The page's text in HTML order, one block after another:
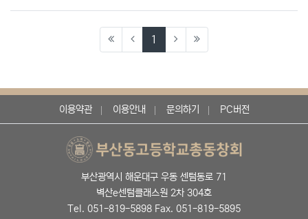
1 (current)
이용약관 이용안내 문의하기 PC버전
부산광역시 해운대구 우동 센텀동로 71
벽산e센텀클래스원 2차 304호
Tel. 051-819-5898 Fax. 051-819-5895